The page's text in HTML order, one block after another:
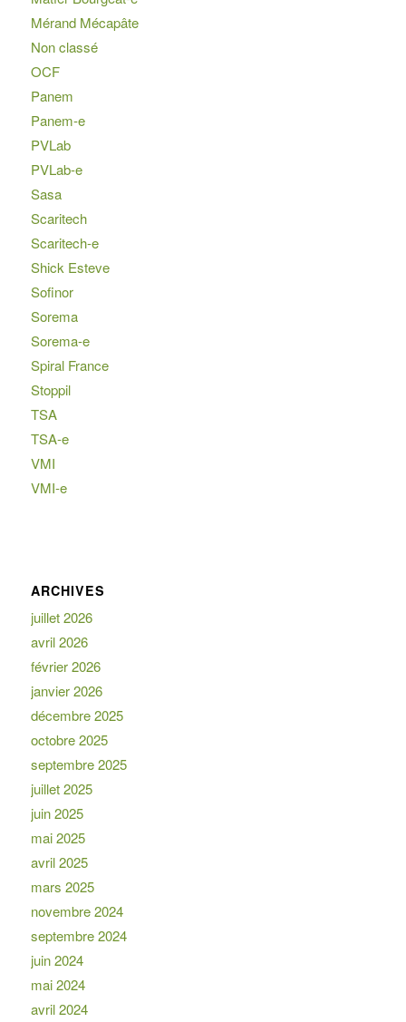
Mérand Mécapâte
Non classé
OCF
Panem
Panem-e
PVLab
PVLab-e
Sasa
Scaritech
Scaritech-e
Shick Esteve
Sofinor
Sorema
Sorema-e
Spiral France
Stoppil
TSA
TSA-e
VMI
VMI-e
ARCHIVES
juillet 2026
avril 2026
février 2026
janvier 2026
décembre 2025
octobre 2025
septembre 2025
juillet 2025
juin 2025
mai 2025
avril 2025
mars 2025
novembre 2024
septembre 2024
juin 2024
mai 2024
avril 2024